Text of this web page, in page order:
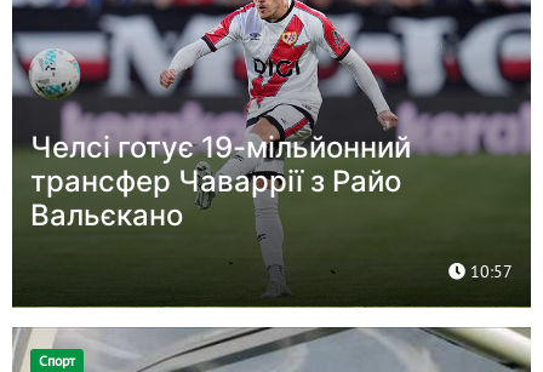
Челсі готує 19-мільйонний
трансфер Чаваррії з Райо
Вальєкано
10:57
Спорт